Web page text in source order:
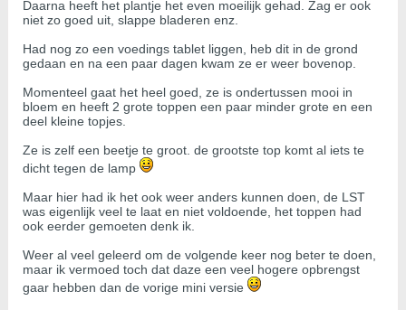
Daarna heeft het plantje het even moeilijk gehad. Zag er ook
niet zo goed uit, slappe bladeren enz.
Had nog zo een voedings tablet liggen, heb dit in de grond
gedaan en na een paar dagen kwam ze er weer bovenop.
Momenteel gaat het heel goed, ze is ondertussen mooi in
bloem en heeft 2 grote toppen een paar minder grote en een
deel kleine topjes.
Ze is zelf een beetje te groot. de grootste top komt al iets te
dicht tegen de lamp
Maar hier had ik het ook weer anders kunnen doen, de LST
was eigenlijk veel te laat en niet voldoende, het toppen had
ook eerder gemoeten denk ik.
Weer al veel geleerd om de volgende keer nog beter te doen,
maar ik vermoed toch dat daze een veel hogere opbrengst
gaar hebben dan de vorige mini versie